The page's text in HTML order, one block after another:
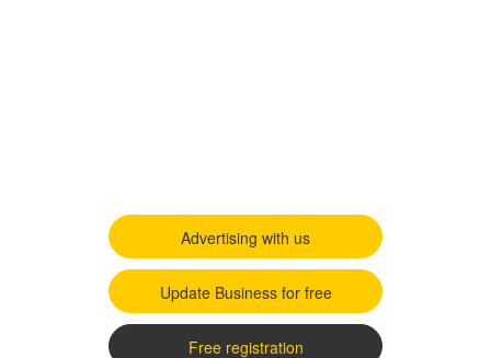
Advertising with us
Update Business for free
Free registration